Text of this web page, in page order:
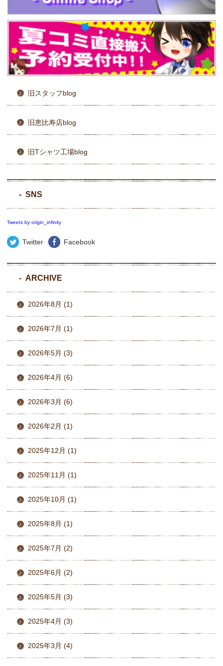
旧スタッフblog
旧恵比寿店blog
旧Tシャツ工場blog
SNS
Tweets by origin_infinity
Twitter Facebook
ARCHIVE
2026年8月 (1)
2026年7月 (1)
2026年5月 (3)
2026年4月 (6)
2026年3月 (6)
2026年2月 (1)
2025年12月 (1)
2025年11月 (1)
2025年10月 (1)
2025年8月 (1)
2025年7月 (2)
2025年6月 (2)
2025年5月 (3)
2025年4月 (3)
2025年3月 (4)